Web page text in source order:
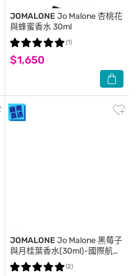
JOMALONE Jo Malone 杏桃花
與蜂蜜香水 30ml
$1,650
(1)
JOMALONE Jo Malone 黑莓子
與月桂葉香水(30ml)-國際航空
版
(2)